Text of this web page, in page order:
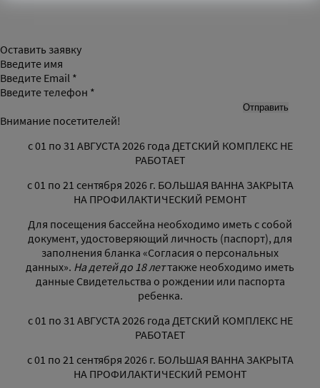
Оставить заявку
Введите имя
Введите Email *
Введите телефон *
Внимание посетителей!
с 01 по 31 АВГУСТА 2026 года ДЕТСКИЙ КОМПЛЕКС НЕ
РАБОТАЕТ
с 01 по 21 сентября 2026 г. БОЛЬШАЯ ВАННА ЗАКРЫТА
НА ПРОФИЛАКТИЧЕСКИЙ РЕМОНТ
Для посещения бассейна необходимо иметь с собой
документ, удостоверяющий личность (паспорт), для
заполнения бланка «Согласия о персональных
данных». На детей до 18 леттакже необходимо иметь
данные Свидетельства о рождении или паспорта
ребенка.
с 01 по 31 АВГУСТА 2026 года ДЕТСКИЙ КОМПЛЕКС НЕ
РАБОТАЕТ
с 01 по 21 сентября 2026 г. БОЛЬШАЯ ВАННА ЗАКРЫТА
НА ПРОФИЛАКТИЧЕСКИЙ РЕМОНТ